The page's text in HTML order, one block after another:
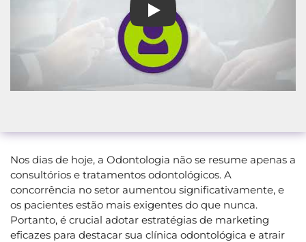
A Melhor Agência de Inbound
Nos dias de hoje, a Odontologia não se resume apenas a
consultórios e tratamentos odontológicos. A
concorrência no setor aumentou significativamente, e
os pacientes estão mais exigentes do que nunca.
Portanto, é crucial adotar estratégias de marketing
eficazes para destacar sua clínica odontológica e atrair